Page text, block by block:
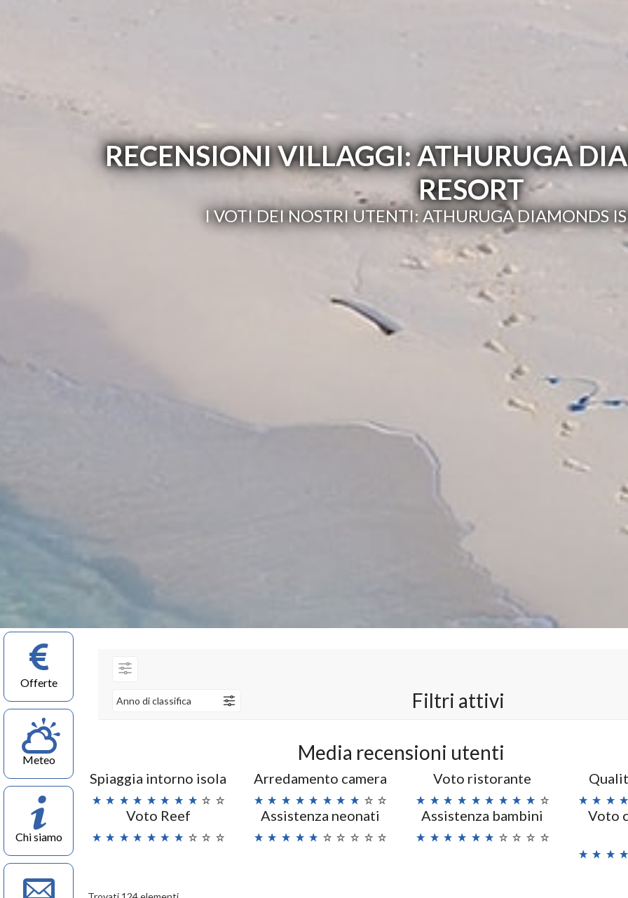
RECENSIONI VILLAGGI: ATHURUGA
RESORT
I VOTI DEI NOSTRI UTENTI: ATHURUGA DIAMONDS
Offerte
Meteo
Chi siamo
Anno di classifica Filtri attivi
Media recensioni utenti
Spiaggia intorno isola Arredamento camera Voto ristorante
Voto Reef Assistenza neonati Assistenza bambini
Voto